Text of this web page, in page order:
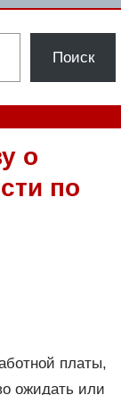
Поиск
о
по
платы,
ожидать или